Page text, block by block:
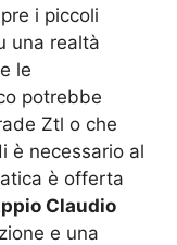
i piccoli
una realtà
le
potrebbe
Ztl o che
è necessario al
è offerta
Claudio
e una